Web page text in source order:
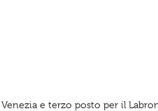
e terzo posto per il